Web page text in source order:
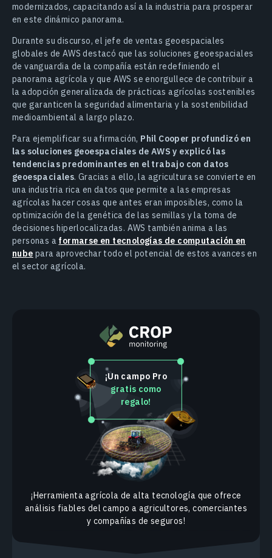
modernizados, capacitando así a la industria para prosperar
en este dinámico panorama.
Durante su discurso, el jefe de ventas geoespaciales
globales de AWS destacó que las soluciones geoespaciales
de vanguardia de la compañía están redefiniendo el
panorama agrícola y que AWS se enorgullece de contribuir a
la adopción generalizada de prácticas agrícolas sostenibles
que garanticen la seguridad alimentaria y la sostenibilidad
medioambiental a largo plazo.
Para ejemplificar su afirmación, Phil Cooper profundizó en
las soluciones geoespaciales de AWS y explicó las
tendencias predominantes en el trabajo con datos
geoespaciales. Gracias a ello, la agricultura se convierte en
una industria rica en datos que permite a las empresas
agrícolas hacer cosas que antes eran imposibles, como la
optimización de la genética de las semillas y la toma de
decisiones hiperlocalizadas. AWS también anima a las
personas a formarse en tecnologías de computación en
nube para aprovechar todo el potencial de estos avances en
el sector agrícola.
¡Un campo Pro
gratis como
regalo!
¡Herramienta agrícola de alta tecnología que ofrece
análisis fiables del campo a agricultores, comerciantes
y compañías de seguros!